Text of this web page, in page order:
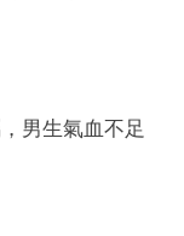
男生氣血不足